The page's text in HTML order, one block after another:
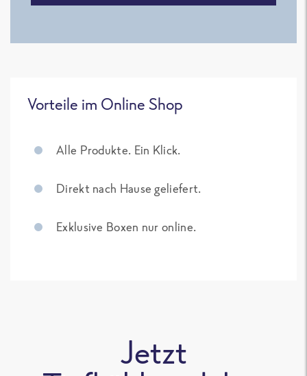
Vorteile im Online Shop
Alle Produkte. Ein Klick.
Direkt nach Hause geliefert.
Exklusive Boxen nur online.
Jetzt